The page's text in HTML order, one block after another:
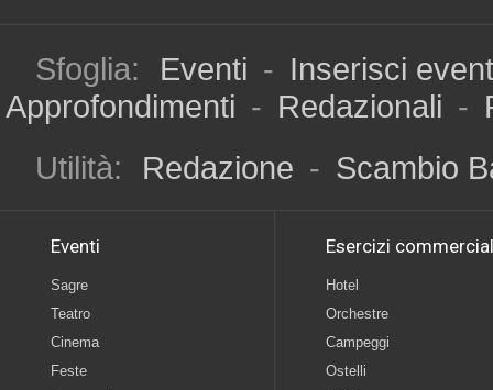
Sfoglia: Eventi - Inserisci
Approfondimenti - Redazionali -
Utilità:
Redazione - Scambio
Eventi
Sagre
Teatro
Cinema
Feste
Esercizi
Hotel
Orchestre
Campeggi
Ostelli